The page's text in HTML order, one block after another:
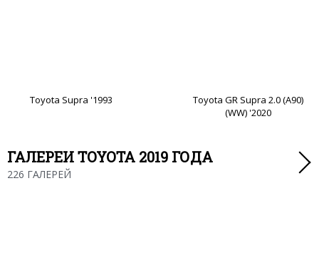
Toyota Supra '1993
Toyota GR Supra 2.0 (A90)
(WW) '2020
ГАЛЕРЕИ TOYOTA 2019 ГОДА
226 ГАЛЕРЕЙ